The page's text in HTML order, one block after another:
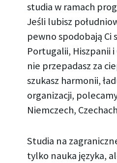
studia w ramach
Jeśli lubisz
pewno spodobają Ci
Portugalii, Hiszpanii i
nie przepadasz za
szukasz harmonii,
organizacji,
Niemczech,
Studia na
tylko nauka języka,